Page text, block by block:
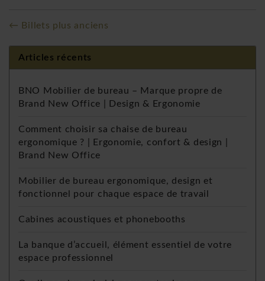
← Billets plus anciens
Articles récents
BNO Mobilier de bureau – Marque propre de
Brand New Office | Design & Ergonomie
Comment choisir sa chaise de bureau
ergonomique ? | Ergonomie, confort & design |
Brand New Office
Mobilier de bureau ergonomique, design et
fonctionnel pour chaque espace de travail
Cabines acoustiques et phonebooths
La banque d’accueil, élément essentiel de votre
espace professionnel